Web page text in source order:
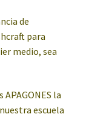
de
para
medio, sea
la
escuela